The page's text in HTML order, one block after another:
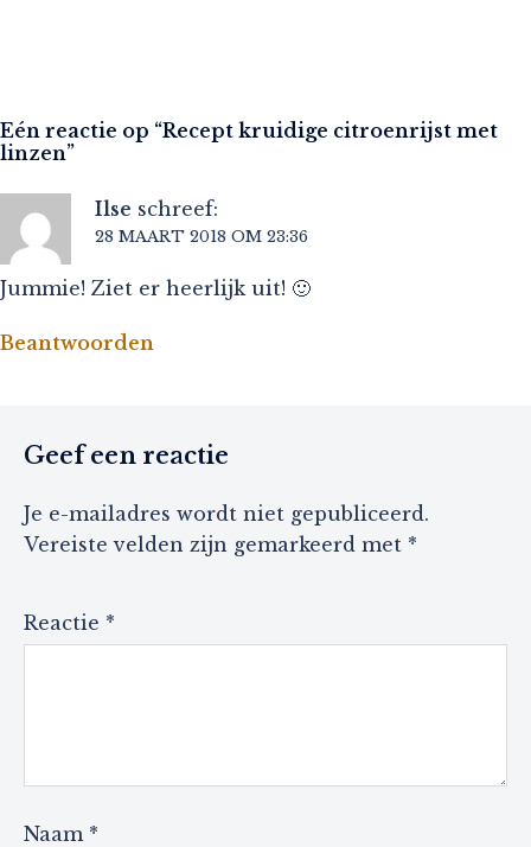
Eén reactie op “Recept kruidige citroenrijst met
linzen”
Ilse schreef:
28 MAART 2018 OM 23:36
Jummie! Ziet er heerlijk uit! 🙂
Beantwoorden
Geef een reactie
Je e-mailadres wordt niet gepubliceerd.
Vereiste velden zijn gemarkeerd met *
Reactie *
Naam *